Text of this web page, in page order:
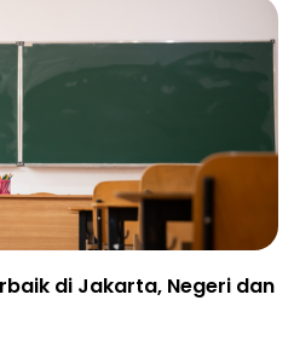
di Jakarta, Negeri dan